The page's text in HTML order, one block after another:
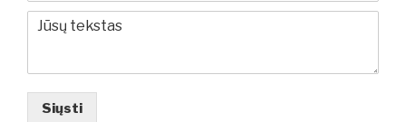
Siųsti